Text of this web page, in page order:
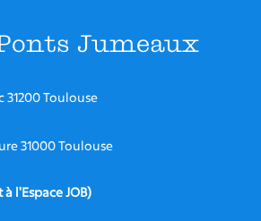
ANS
à venir
de nos partenaires
Jumeaux
31200 Toulouse
31000 Toulouse
l'Espace JOB)